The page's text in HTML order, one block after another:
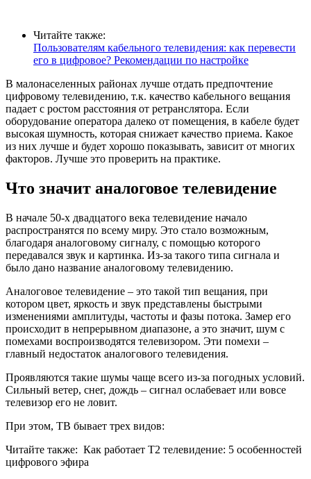
Читайте также:
Пользователям кабельного телевидения: как перевести
его в цифровое? Рекомендации по настройке
В малонаселенных районах лучше отдать предпочтение
цифровому телевидению, т.к. качество кабельного вещания
падает с ростом расстояния от ретранслятора. Если
оборудование оператора далеко от помещения, в кабеле будет
высокая шумность, которая снижает качество приема. Какое
из них лучше и будет хорошо показывать, зависит от многих
факторов. Лучше это проверить на практике.
Что значит аналоговое телевидение
В начале 50-х двадцатого века телевидение начало
распространятся по всему миру. Это стало возможным,
благодаря аналоговому сигналу, с помощью которого
передавался звук и картинка. Из-за такого типа сигнала и
было дано название аналоговому телевидению.
Аналоговое телевидение – это такой тип вещания, при
котором цвет, яркость и звук представлены быстрыми
изменениями амплитуды, частоты и фазы потока. Замер его
происходит в непрерывном диапазоне, а это значит, шум с
помехами воспроизводятся телевизором. Эти помехи –
главный недостаток аналогового телевидения.
Проявляются такие шумы чаще всего из-за погодных условий.
Сильный ветер, снег, дождь – сигнал ослабевает или вовсе
телевизор его не ловит.
При этом, ТВ бывает трех видов:
Читайте также: Как работает Т2 телевидение: 5 особенностей
цифрового эфира